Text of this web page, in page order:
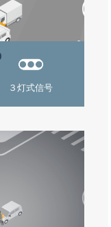
３灯式信号